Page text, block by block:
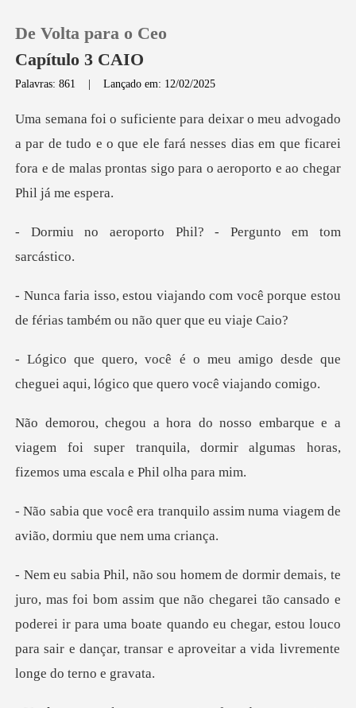
0
Loja
Sair
Baixar App
De Volta para o Ceo
Capítulo 3 CAIO
Palavras: 861 |Lançado em: 12/02/2025
tudo e o que ele fará nesses dias em que ficarei
fora e de mal
to Phil? - Pergunto
com você porque estou
de férias t
amigo desde que
cheguei aqui, lóg
a
viagem foi super tranquila, dormir algumas
uilo assim numa viagem de
aviã
não chegarei tão cansado e
poderei ir para uma boate quando eu chegar, estou louco